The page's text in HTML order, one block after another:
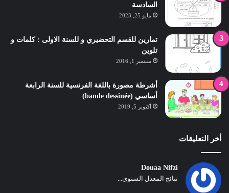
السادسة
مايو 25, 2023
تمارين للقسم التحضيري و للسنة الاولى : كلمات و
تلوين
سبتمبر 1, 2016
أشرطة مصورة باللغة الفرنسية للسنة الرابعة
أساسي (bande dessinée)
أكتوبر 5, 2019
أخر التعليقات
Douaa Nifzi
نتائج المعدل السنوي...